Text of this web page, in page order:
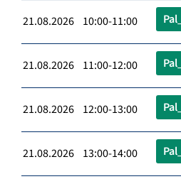
21.08.2026 10:00-11:00
21.08.2026 11:00-12:00
21.08.2026 12:00-13:00
21.08.2026 13:00-14:00